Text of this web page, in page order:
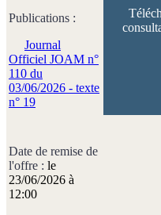
Publications :
Journal
Officiel JOAM n°
110 du
03/06/2026 - texte
n° 19
Date de remise de
l'offre : le
23/06/2026 à
12:00